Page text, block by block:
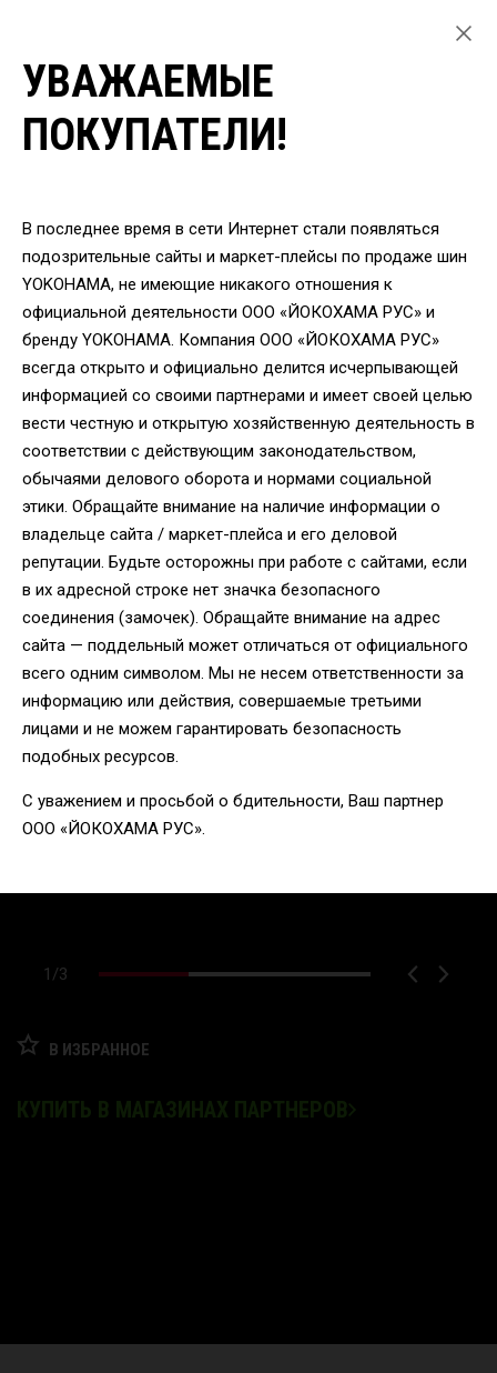
ЛЕТНИЕ ШИНЫ YOKOHAMA ДЛЯ ЛЕГКОВЫХ АВТОМОБИЛЕЙ
ВЕРНУТЬСЯ
Шины Yokohama V105S
315/35 R20 110Y
1 /3
В ИЗБРАННОЕ
КУПИТЬ В МАГАЗИНАХ ПАРТНЕРОВ
УВАЖАЕМЫЕ
ПОКУПАТЕЛИ!
В последнее время в сети Интернет стали появляться
подозрительные сайты и маркет-плейсы по продаже шин
YOKOHAMA, не имеющие никакого отношения к
официальной деятельности ООО «ЙОКОХАМА РУС» и
бренду YOKOHAMA. Компания ООО «ЙОКОХАМА РУС»
всегда открыто и официально делится исчерпывающей
информацией со своими партнерами и имеет своей целью
вести честную и открытую хозяйственную деятельность в
соответствии с действующим законодательством,
обычаями делового оборота и нормами социальной
этики. Обращайте внимание на наличие информации о
владельце сайта / маркет-плейса и его деловой
репутации. Будьте осторожны при работе с сайтами, если
в их адресной строке нет значка безопасного
соединения (замочек). Обращайте внимание на адрес
сайта — поддельный может отличаться от официального
всего одним символом. Мы не несем ответственности за
информацию или действия, совершаемые третьими
лицами и не можем гарантировать безопасность
подобных ресурсов.
С уважением и просьбой о бдительности, Ваш партнер
ООО «ЙОКОХАМА РУС».